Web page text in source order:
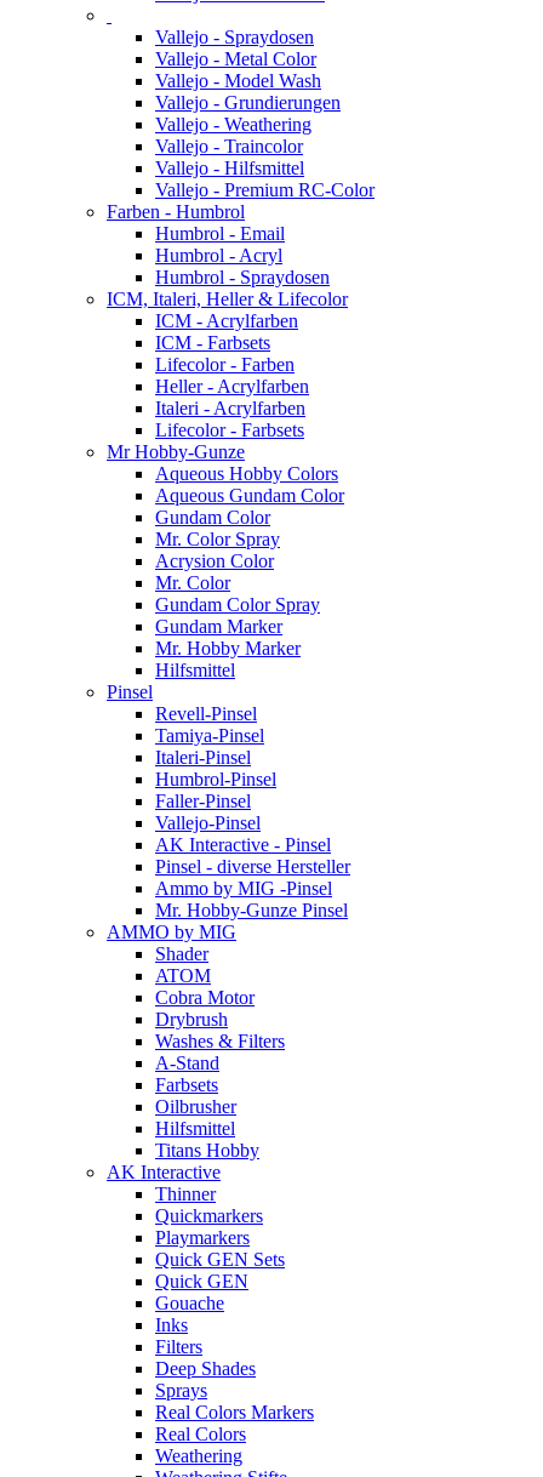
Vallejo - Spraydosen
Vallejo - Metal Color
Vallejo - Model Wash
Vallejo - Grundierungen
Vallejo - Weathering
Vallejo - Traincolor
Vallejo - Hilfsmittel
Vallejo - Premium RC-Color
Farben - Humbrol
Humbrol - Email
Humbrol - Acryl
Humbrol - Spraydosen
ICM, Italeri, Heller & Lifecolor
ICM - Acrylfarben
ICM - Farbsets
Lifecolor - Farben
Heller - Acrylfarben
Italeri - Acrylfarben
Lifecolor - Farbsets
Mr Hobby-Gunze
Aqueous Hobby Colors
Aqueous Gundam Color
Gundam Color
Mr. Color Spray
Acrysion Color
Mr. Color
Gundam Color Spray
Gundam Marker
Mr. Hobby Marker
Hilfsmittel
Pinsel
Revell-Pinsel
Tamiya-Pinsel
Italeri-Pinsel
Humbrol-Pinsel
Faller-Pinsel
Vallejo-Pinsel
AK Interactive - Pinsel
Pinsel - diverse Hersteller
Ammo by MIG -Pinsel
Mr. Hobby-Gunze Pinsel
AMMO by MIG
Shader
ATOM
Cobra Motor
Drybrush
Washes & Filters
A-Stand
Farbsets
Oilbrusher
Hilfsmittel
Titans Hobby
AK Interactive
Thinner
Quickmarkers
Playmarkers
Quick GEN Sets
Quick GEN
Gouache
Inks
Filters
Deep Shades
Sprays
Real Colors Markers
Real Colors
Weathering